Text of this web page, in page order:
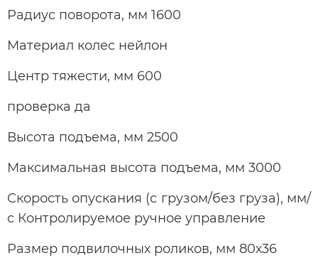
Радиус поворота, мм 1600
Материал колес нейлон
Центр тяжести, мм 600
проверка да
Высота подъема, мм 2500
Максимальная высота подъема, мм 3000
Скорость опускания (с грузом/без груза), мм/
с Контролируемое ручное управление
Размер подвилочных роликов, мм 80х36